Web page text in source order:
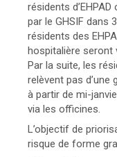
résidents
par le GHSIF dans
résidents des
hospitalière seront
Par la suite, les
relèvent pas
à partir de mi-
via les officines.
L’objectif de
risque de forme